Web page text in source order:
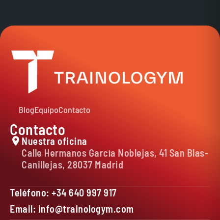
Contacto
Nuestra oficina
Calle Hermanos García Noblejas, 41 San Blas-
Canillejas, 28037 Madrid
Teléfono: +34 640 997 917
Email: info@trainologym.com
BlogEquipoContacto